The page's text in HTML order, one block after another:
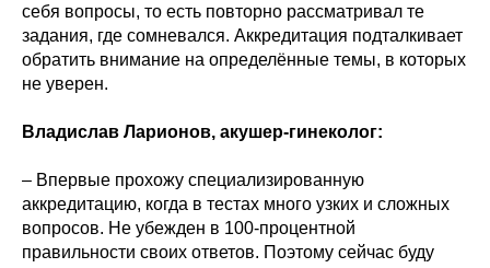
себя вопросы, то есть повторно рассматривал те
задания, где сомневался. Аккредитация подталкивает
обратить внимание на определённые темы, в которых
не уверен.
Владислав Ларионов, акушер-гинеколог:
– Впервые прохожу специализированную
аккредитацию, когда в тестах много узких и сложных
вопросов. Не убежден в 100-процентной
правильности своих ответов. Поэтому сейчас буду